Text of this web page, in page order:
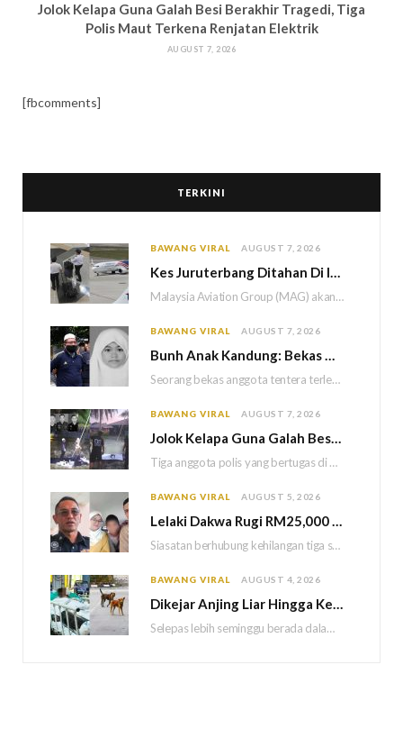
Jolok Kelapa Guna Galah Besi Berakhir Tragedi, Tiga
Polis Maut Terkena Renjatan Elektrik
AUGUST 7, 2026
[fbcomments]
TERKINI
BAWANG VIRAL AUGUST 7, 2026
Kes Juruterbang Ditahan Di Indonesia, MAG Wajibkan Saringan Dadah 1,260 Juruterbang Malaysia Airlines
Malaysia Aviation Group (MAG) akan melaksanakan saringan dadah mandatori terhadap semua juruterbang Malaysia Airlines sebagai…
BAWANG VIRAL AUGUST 7, 2026
Bunh Anak Kandung: Bekas Anggota Tentera Terlepas Hukuman M
Seorang bekas anggota tentera terlepas daripada hukuman gantung selepas Mahkamah Persekutuan memutuskan untuk menggantikan hukuman…
BAWANG VIRAL AUGUST 7, 2026
Jolok Kelapa Guna Galah Besi Berakhir Tragedi, Tiga Polis Maut Terkena Renjatan Elektrik
Tiga anggota polis yang bertugas di Balai Polis Weston maut selepas dipercayai terkena renjatan elektrik…
BAWANG VIRAL AUGUST 5, 2026
Lelaki Dakwa Rugi RM25,000 Akibat Hutang Kutu, Polis Siasat Kaitan Dengan Kehilangan Tiga Beranak
Siasatan berhubung kehilangan tiga sekeluarga di Bukit Kayu Hitam kini memasuki perkembangan baharu apabila polis…
BAWANG VIRAL AUGUST 4, 2026
Dikejar Anjing Liar Hingga Kemalangan, Mekanik Berdepan Risiko Kecederaan Otak Kekal
Selepas lebih seminggu berada dalam keadaan koma akibat kemalangan dipercayai berpunca daripada kejadian dikejar sekumpulan…